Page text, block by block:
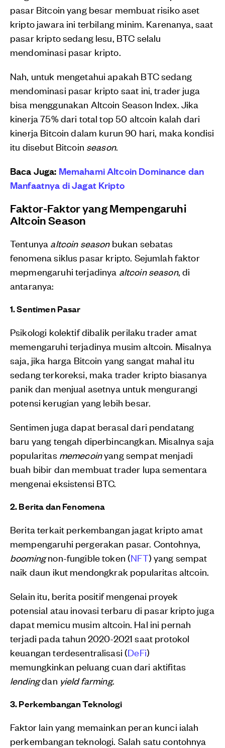
pasar Bitcoin yang besar membuat risiko aset
kripto jawara ini terbilang minim. Karenanya, saat
pasar kripto sedang lesu, BTC selalu
mendominasi pasar kripto.
Nah, untuk mengetahui apakah BTC sedang
mendominasi pasar kripto saat ini, trader juga
bisa menggunakan Altcoin Season Index. Jika
kinerja 75% dari total top 50 altcoin kalah dari
kinerja Bitcoin dalam kurun 90 hari, maka kondisi
itu disebut Bitcoin season.
Baca Juga: Memahami Altcoin Dominance dan
Manfaatnya di Jagat Kripto
Faktor-Faktor yang Mempengaruhi
Altcoin Season
Tentunya altcoin seasonbukan sebatas
fenomena siklus pasar kripto. Sejumlah faktor
mepmengaruhi terjadinya altcoin season, di
antaranya:
1. Sentimen Pasar
Psikologi kolektif dibalik perilaku trader amat
memengaruhi terjadinya musim altcoin. Misalnya
saja, jika harga Bitcoin yang sangat mahal itu
sedang terkoreksi, maka trader kripto biasanya
panik dan menjual asetnya untuk mengurangi
potensi kerugian yang lebih besar.
Sentimen juga dapat berasal dari pendatang
baru yang tengah diperbincangkan. Misalnya saja
popularitas memecoinyang sempat menjadi
buah bibir dan membuat trader lupa sementara
mengenai eksistensi BTC.
2. Berita dan Fenomena
Berita terkait perkembangan jagat kripto amat
mempengaruhi pergerakan pasar. Contohnya,
boomingnon-fungible token (NFT) yang sempat
naik daun ikut mendongkrak popularitas altcoin.
Selain itu, berita positif mengenai proyek
potensial atau inovasi terbaru di pasar kripto juga
dapat memicu musim altcoin. Hal ini pernah
terjadi pada tahun 2020-2021 saat protokol
keuangan terdesentralisasi (DeFi)
memungkinkan peluang cuan dari aktifitas
lendingdan yield farming.
3. Perkembangan Teknologi
Faktor lain yang memainkan peran kunci ialah
perkembangan teknologi. Salah satu contohnya